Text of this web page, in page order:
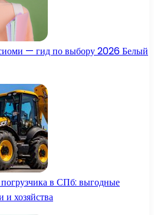
— гид по выбору 2026 Белый
погрузчика в СПб: выгодные
и хозяйства